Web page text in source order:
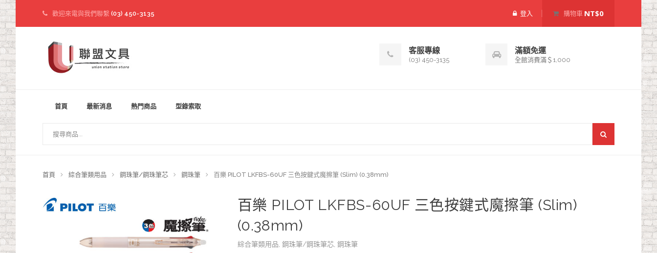
歡迎來電與我們聯繫 (03) 450-3135 登入 購物車 NT$0
客服專線
(03) 450-3135
滿額免運
全館消費滿＄1,000
首頁 最新消息 熱門商品 型錄索取
首頁 綜合筆類用品 鋼珠筆/鋼珠筆芯 鋼珠筆 百樂 PILOT LKFBS-60UF 三色按鍵式魔擦筆 (Slim) (0.38mm)
百樂 PILOT LKFBS-60UF 三色按鍵式魔擦筆 (Slim)
(0.38mm)
綜合筆類用品 鋼珠筆/鋼珠筆芯, 鋼珠筆